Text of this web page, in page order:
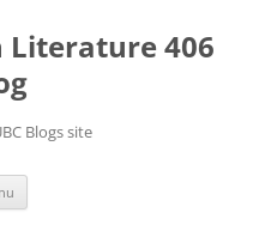
Literature 406
Blogs site